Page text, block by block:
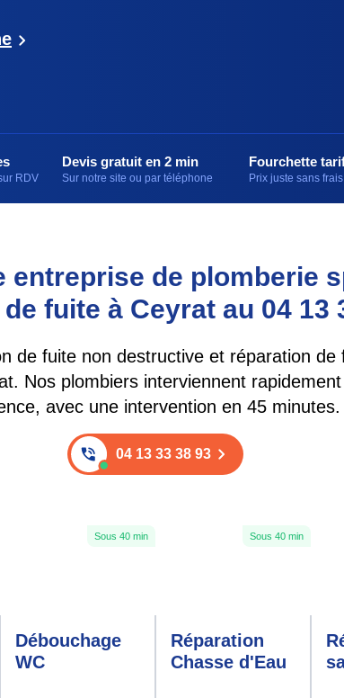
RDV
Devis gratuit en 2 min
Sur notre site ou par téléphone
Fourchette
Prix juste sans
entreprise de plomberie
fuite à Ceyrat au 04 13
de fuite non destructive et réparation de
Nos plombiers interviennent
avec une intervention en 45 minutes.
04 13 33 38 93
Sous 40 min
Débouchage
WC
Sous 40 min
Réparation
Chasse d'Eau